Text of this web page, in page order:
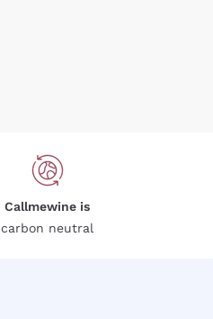
Callmewine is
carbon neutral